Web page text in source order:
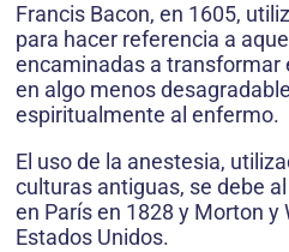
Francis Bacon, en 1605,
para hacer referencia a
encaminadas a transformar
en algo menos
espiritualmente al enfermo.
El uso de la anestesia,
culturas antiguas, se debe
en París en 1828 y Morton y
Estados Unidos.